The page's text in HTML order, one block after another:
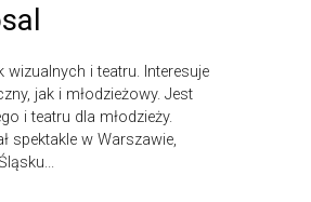
i teatru. Interesuje
jak i młodzieżowy. Jest
i teatru dla młodzieży.
spektakle w Warszawie,